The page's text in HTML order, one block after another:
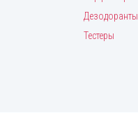
Дезодоранты
Тестеры